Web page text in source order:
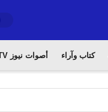
كتاب وآراء أصوات نيوز TV